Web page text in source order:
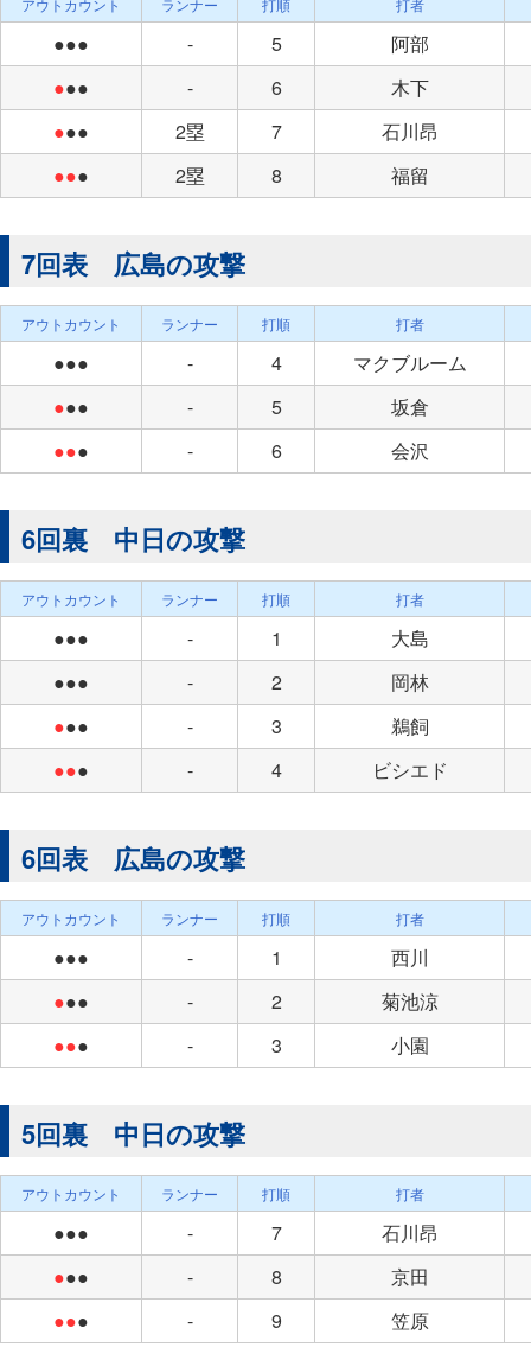
アウトカウント ランナー 打順 打者
●●● - 5
阿部
●●● - 6
木下
●●● 2塁 7
石川昂
●●● 2塁 8 福留
7回表 広島の攻撃
アウトカウント ランナー 打順 打者
●●● - 4
マクブルーム
●●● - 5
坂倉
●●● - 6 会沢
6回裏 中日の攻撃
アウトカウント ランナー 打順 打者
●●● - 1
大島
●●●
- 2
岡林
●●● - 3
鵜飼
●●● - 4 ビシエド
6回表 広島の攻撃
アウトカウント ランナー 打順 打者
●●● - 1
西川
●●● - 2
菊池涼
●●● - 3 小園
5回裏 中日の攻撃
アウトカウント ランナー 打順 打者
●●● - 7
石川昂
●●● - 8
京田
●●● - 9 笠原